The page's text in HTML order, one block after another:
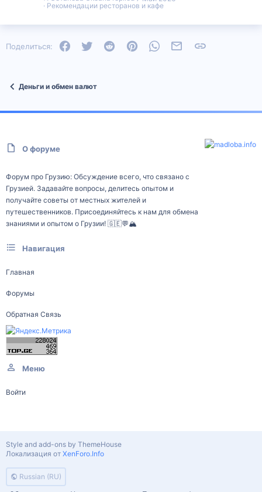
Рекомендации ресторанов и кафе
Поделиться: FacebookTwitter Reddit PinterestWhatsAppЭлектронная почта
Деньги и обмен валют
О форуме
Форум про Грузию: Обсуждение всего, что связано с
Грузией. Задавайте вопросы, делитесь опытом и
получайте советы от местных жителей и
путешественников. Присоединяйтесь к нам для обмена
знаниями и опытом о Грузии! 🇬🇪💬🏔️
Навигация
Главная
Форумы
Обратная Связь
Меню
Войти
Russian (RU)
Style and add-ons by ThemeHouse
Локализация от XenForo.Info